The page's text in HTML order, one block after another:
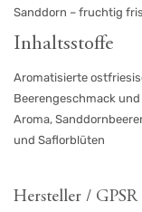
Sanddorn – fruchtig
Inhaltsstoffe
Aromatisierte
Beerengeschmack
Aroma,
und Saflorblüten
Hersteller / GPSR